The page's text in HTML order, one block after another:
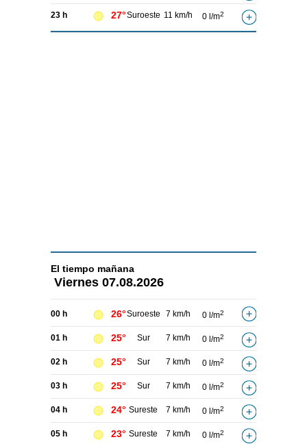
23 h 27°Suroeste 11 km/h 0 l/m2
El tiempo mañana
Viernes 07.08.2026
00 h 26°Suroeste 7 km/h 0 l/m2
01 h 25° Sur 7 km/h 0 l/m2
02 h 25° Sur 7 km/h 0 l/m2
03 h 25° Sur 7 km/h 0 l/m2
04 h 24° Sureste 7 km/h 0 l/m2
05 h 23° Sureste 7 km/h 0 l/m2